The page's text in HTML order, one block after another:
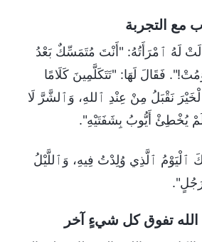
مع التجربة
9-10) "فَقَالَتْ لَهُ ٱمْرَأَتُهُ: "أَنْتَ مُتَمَسِّكٌ بَعْدُ
فَقَالَ لَهَا: "تَتَكَلَّمِينَ كَلَامًا
نَقْبَلُ مِنْ عِنْدِ ٱللهِ، وَٱلشَّرَّ لَا
يُخْطِئْ أَيُّوبُ بِشَفَتَيْهِ".
هَلَكَ ٱلْيَوْمُ ٱلَّذِي وُلِدْتُ فِيهِ، وَٱللَّيْلُ
تفوق كل شيءٍ آخر